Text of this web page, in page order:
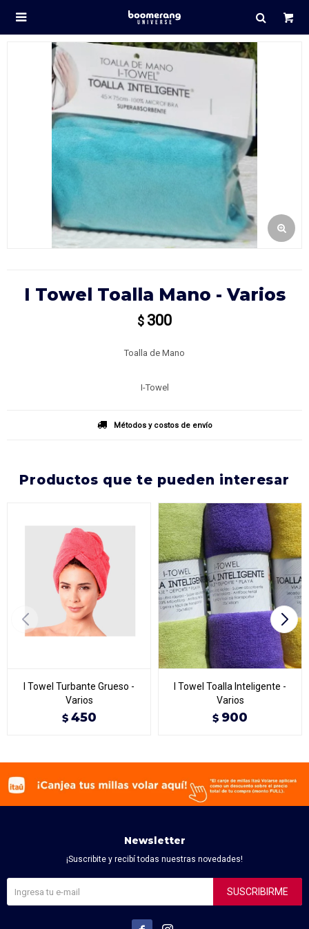

I Towel Toalla Mano - Varios
$ 300
Toalla de Mano
I-Towel
Métodos y costos de envío
productos que te pueden interesar
I Towel Turbante Grueso -
Varios
$ 450
I Towel Toalla Inteligente -
Varios
$ 900
Newsletter
¡Suscribite y recibí todas nuestras novedades!
SUSCRIBIRME